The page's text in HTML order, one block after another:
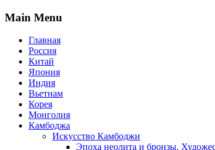
Main Menu
Главная
Россия
Китай
Япония
Индия
Вьетнам
Корея
Монголия
Камбоджа
Искусство Камбоджи
Эпоха неолита и бронзы.